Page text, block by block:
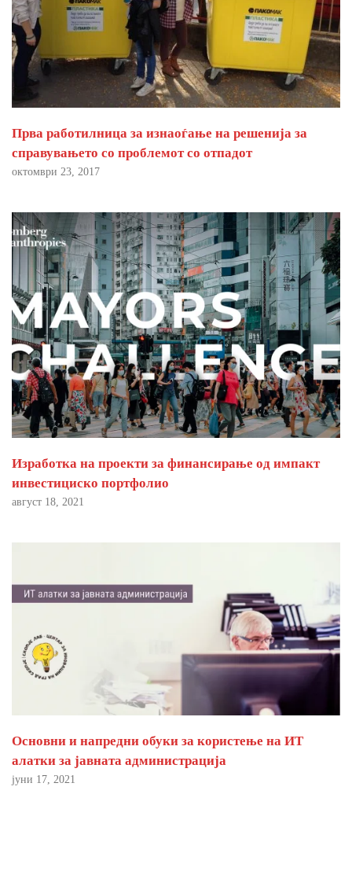
Прва работилница за изнаоѓање на решенија за
справувањето со проблемот со отпадот
октомври 23, 2017
Изработка на проекти за финансирање од импакт
инвестициско портфолио
август 18, 2021
Основни и напредни обуки за користење на ИТ
алатки за јавната администрација
јуни 17, 2021